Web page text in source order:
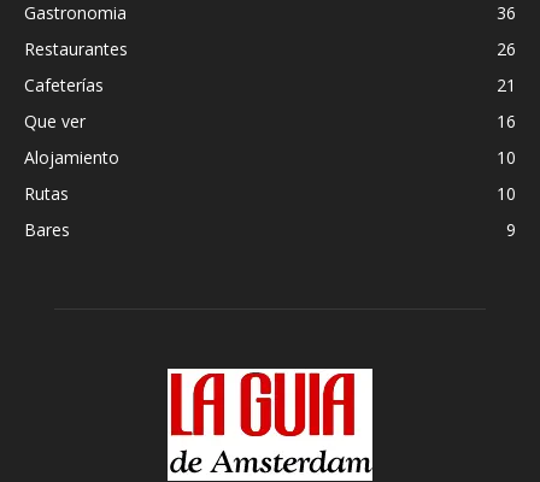
Gastronomia
36
Restaurantes
26
Cafeterías
21
Que ver
16
Alojamiento
10
Rutas
10
Bares
9